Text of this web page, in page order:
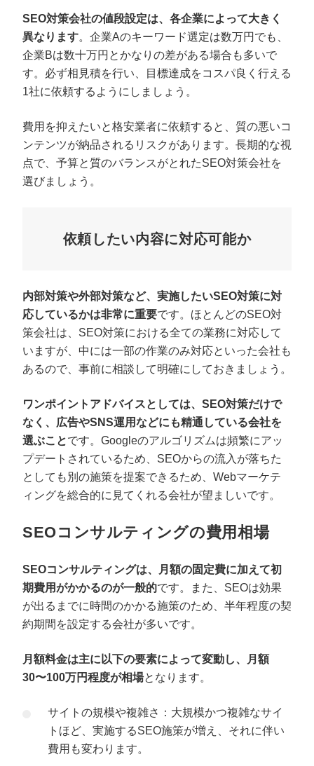
プロに無料相談をする 会社概要資料をダウ
サイトマップ
プライバシーポリシー
SEO対策会社の値段設定は、各企業によって大きく
異なります。企業Aのキーワード選定は数万円でも、
企業Bは数十万円とかなりの差がある場合も多いで
す。必ず相見積を行い、目標達成をコスパ良く行える
1社に依頼するようにしましょう。
費用を抑えたいと格安業者に依頼すると、質の悪いコ
ンテンツが納品されるリスクがあります。長期的な視
点で、予算と質のバランスがとれたSEO対策会社を
選びましょう。
依頼したい内容に対応可能か
内部対策や外部対策など、実施したいSEO対策に対
応しているかは非常に重要です。ほとんどのSEO対
策会社は、SEO対策における全ての業務に対応して
いますが、中には一部の作業のみ対応といった会社も
あるので、事前に相談して明確にしておきましょう。
ワンポイントアドバイスとしては、SEO対策だけで
なく、広告やSNS運用などにも精通している会社を
選ぶことです。Googleのアルゴリズムは頻繁にアッ
プデートされているため、SEOからの流入が落ちた
としても別の施策を提案できるため、Webマーケテ
ィングを総合的に見てくれる会社が望ましいです。
SEOコンサルティングの費用相場
SEOコンサルティングは、月額の固定費に加えて初
期費用がかかるのが一般的です。また、SEOは効果
が出るまでに時間のかかる施策のため、半年程度の契
約期間を設定する会社が多いです。
月額料金は主に以下の要素によって変動し、月額
30〜100万円程度が相場となります。
サイトの規模や複雑さ：大規模かつ複雑なサイ
トほど、実施するSEO施策が増え、それに伴い
費用も変わります。